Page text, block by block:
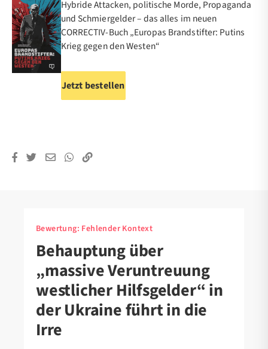
Hybride Attacken, politische Morde, Propaganda
und Schmiergelder – das alles im neuen
CORRECTIV-Buch „Europas Brandstifter: Putins
Krieg gegen den Westen“
Jetzt bestellen
Bewertung: Fehlender Kontext
Behauptung über
„massive Veruntreuung
westlicher Hilfsgelder“ in
der Ukraine führt in die
Irre